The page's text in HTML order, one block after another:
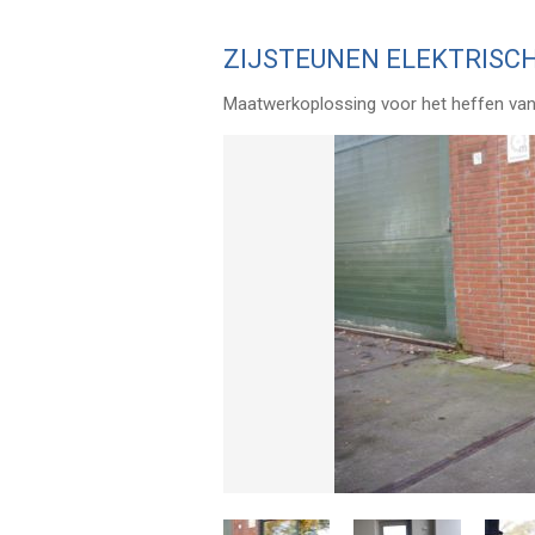
ZIJSTEUNEN
Maatwerkoplossing voor het heffen